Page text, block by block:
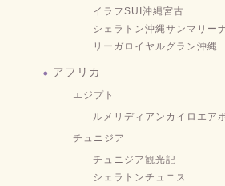
イラフSUI沖縄宮古
シェラトン沖縄サンマリー
リーガロイヤルグラン沖縄
アフリカ
エジプト
ルメリディアンカイロエア
チュニジア
チュニジア観光記
シェラトンチュニス